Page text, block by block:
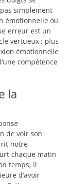
simplement
émotionnelle où
erreur est un
vertueux : plus
émotionnelle
compétence
la
de voir son
notre
chaque matin
temps, il
d’avoir